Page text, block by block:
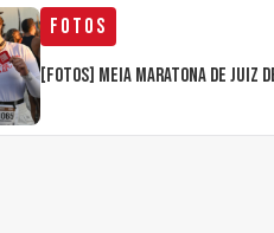
Fotos
[FOTOS] Meia Maratona de Juiz